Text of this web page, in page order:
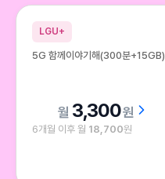
LGU+
5G 함께이야기해(300분+15GB)
3,300원
6개월 이후 월 18,700원